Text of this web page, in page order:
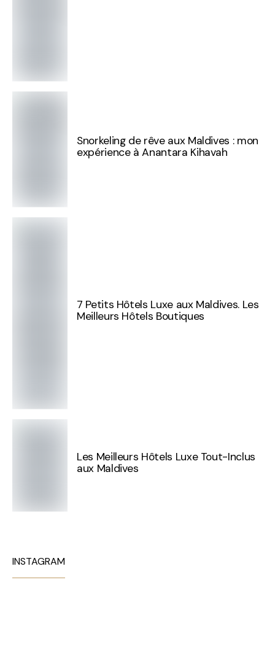
Snorkeling de rêve aux Maldives : mon
expérience à Anantara Kihavah
7 Petits Hôtels Luxe aux Maldives. Les
Meilleurs Hôtels Boutiques
Les Meilleurs Hôtels Luxe Tout-Inclus
aux Maldives
INSTAGRAM